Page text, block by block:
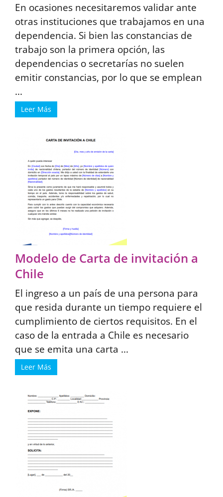
En ocasiones necesitaremos validar ante
otras instituciones que trabajamos en una
dependencia. Si bien las constancias de
trabajo son la primera opción, las
dependencias o secretarías no suelen
emitir constancias, por lo que se emplean
...
Leer Más
Modelo de Carta de invitación a
Chile
El ingreso a un país de una persona para
que resida durante un tiempo requiere el
cumplimiento de ciertos requisitos. En el
caso de la entrada a Chile es necesario
que se emita una carta ...
Leer Más